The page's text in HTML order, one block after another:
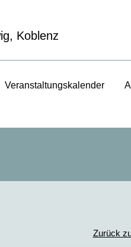
Veranstaltungs­kalender
Zurück